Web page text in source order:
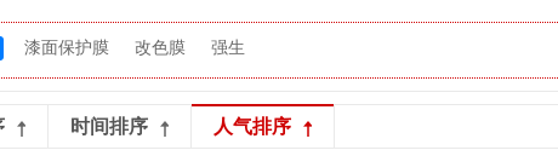
漆面保护膜 改色膜 强生
时间排序 人气排序